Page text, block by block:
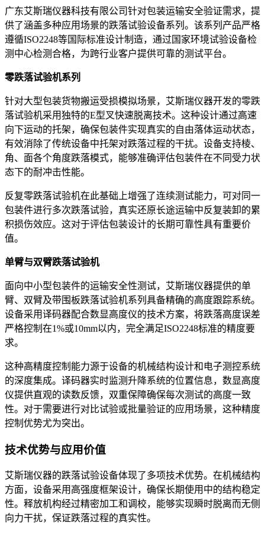
广东艾斯瑞仪器科技有限公司针对包装运输安全验证需求，提
供了涵盖多种应用场景的跌落试验设备系列。该系列产品严格
遵循ISO2248等国际标准设计制造，通过国家环境试验设备检
测中心检测合格，为跨行业客户提供可靠的测试平台。
零跌落试验机系列
针对大型包装货物搬运受损模拟场景，艾斯瑞仪器开发的零跌
落试验机采用独特的E型叉快速脱离技术。这种设计通过高速
向下运动的托架，确保包装件实现真实的自由落体运动状态，
有效消除了传统设备中托架对跌落过程的干扰。设备支持棱、
角、面各个角度跌落模式，能够准确评估包装件在不同受力状
态下的耐冲击性能。
反复零跌落试验机在此基础上增强了连续测试能力，可对同一
包装件进行多次跌落试验，真实还原长途运输中反复装卸的累
积损伤效应。这对于评估包装设计的长期可靠性具有重要价
值。
单臂与双臂跌落试验机
面向中小型包装件的运输安全性测试，艾斯瑞仪器提供的单
臂、双臂及带围板跌落试验机系列具备精确的高度跟踪系统。
设备采用译码器配合数显高度仪的技术方案，将跌落高度误差
严格控制在1%或10mm以内，完全满足ISO2248标准的精度要
求。
这种高精度控制能力源于设备的机械结构设计和电子测控系统
的深度集成。译码器实时监测升降系统的位置信息，数显高度
仪提供直观的读数反馈，双重保障确保每次测试的高度一致
性。对于需要进行对比试验或批量验证的应用场景，这种精度
控制优势尤为突出。
技术优势与应用价值
艾斯瑞仪器的跌落试验设备体现了多项技术优势。在机械结构
方面，设备采用高强度框架设计，确保长期使用中的结构稳定
性。释放机构经过精密加工和调校，能够实现瞬时脱离而无侧
向力干扰，保证跌落过程的真实性。